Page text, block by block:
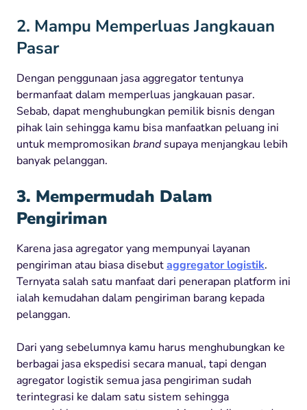
2. Mampu Memperluas Jangkauan
Pasar
Dengan penggunaan jasa aggregator tentunya
bermanfaat dalam memperluas jangkauan pasar.
Sebab, dapat menghubungkan pemilik bisnis dengan
pihak lain sehingga kamu bisa manfaatkan peluang ini
untuk mempromosikan brandsupaya menjangkau lebih
banyak pelanggan.
3. Mempermudah Dalam
Pengiriman
Karena jasa agregator yang mempunyai layanan
pengiriman atau biasa disebutaggregator logistik.
Ternyata salah satu manfaat dari penerapan platform ini
ialah kemudahan dalam pengiriman barang kepada
pelanggan.
Dari yang sebelumnya kamu harus menghubungkan ke
berbagai jasa ekspedisi secara manual, tapi dengan
agregator logistik semua jasa pengiriman sudah
terintegrasi ke dalam satu sistem sehingga